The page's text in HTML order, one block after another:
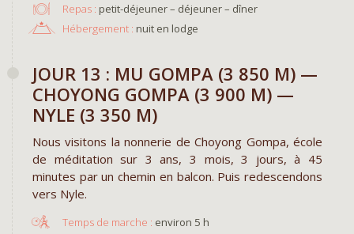
Repas : petit-déjeuner – déjeuner – dîner
Hébergement : nuit en lodge
JOUR 13 : MU GOMPA (3 850 M) —
CHOYONG GOMPA (3 900 M) —
NYLE (3 350 M)
Nous visitons la nonnerie de Choyong Gompa, école
de méditation sur 3 ans, 3 mois, 3 jours, à 45
minutes par un chemin en balcon. Puis redescendons
vers Nyle.
environ 5 h